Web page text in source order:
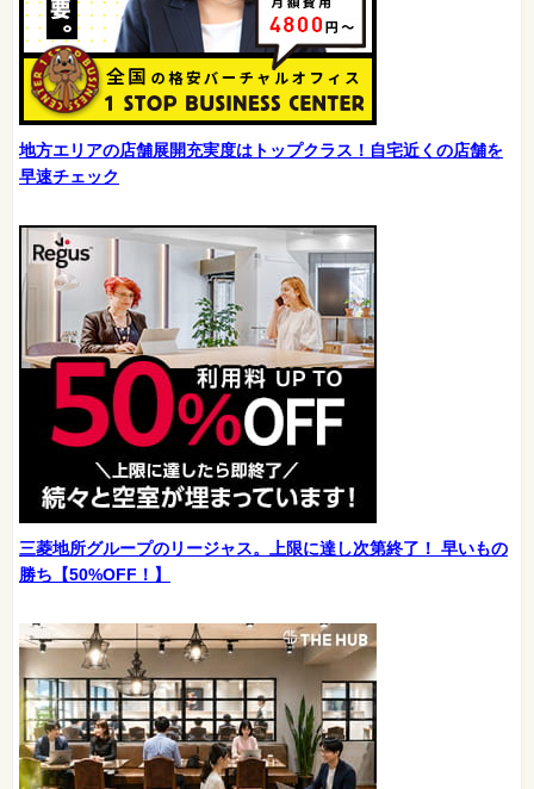
地方エリアの店舗展開充実度はトップクラス！自宅近くの店舗を
早速チェック
三菱地所グループのリージャス。上限に達し次第終了！ 早いもの
勝ち【50%OFF！】